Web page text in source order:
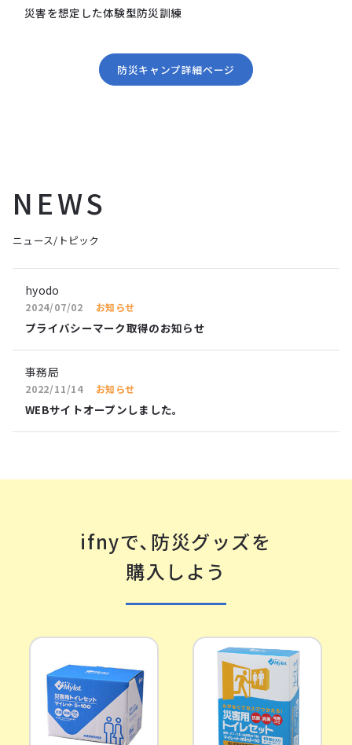
災害を想定した体験型防災訓練
防災キャンプ詳細ページ
NEWS
ニュース/トピック
hyodo
2024/07/02 お知らせ
プライバシーマーク取得のお知らせ
事務局
2022/11/14 お知らせ
WEBサイトオープンしました。
ifnyで､防災グッズを
購⼊しよう